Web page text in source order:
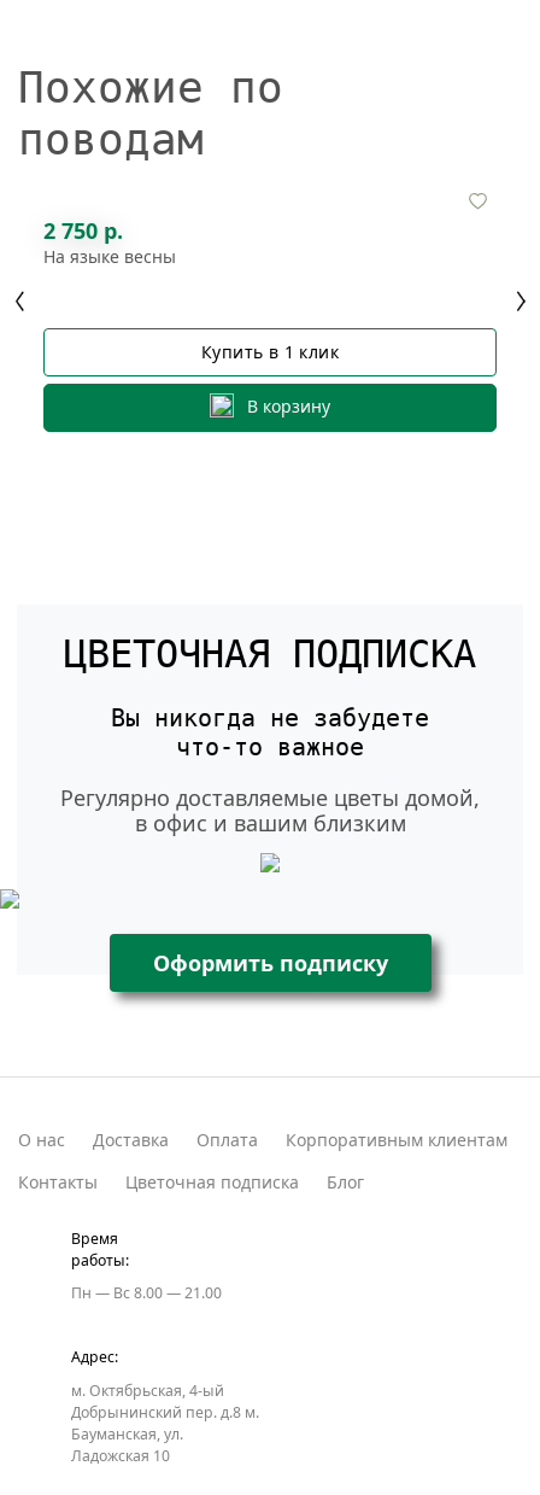
Похожие по
поводам
2 750 р.
На языке весны
Купить в 1 клик
В корзину
ЦВЕТОЧНАЯ ПОДПИСКА
Вы никогда не забудете
что-то важное
Регулярно доставляемые цветы домой,
в офис и вашим близким
Оформить подписку
О нас Доставка Оплата
Корпоративным клиентам
Контакты
Цветочная подписка Блог
Время
работы:
Пн — Вс8.00 — 21.00
Адрес:
м. Октябрьская, 4-ый
Добрынинский пер. д.8м.
Бауманская, ул.
Ладожская 10